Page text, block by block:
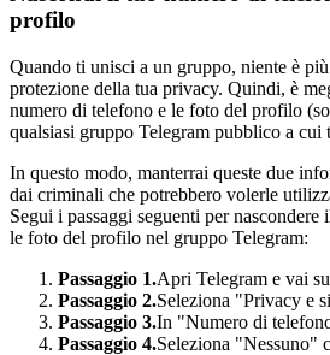
profilo
Quando ti unisci a un gruppo, niente è
protezione della tua privacy. Quindi, è
numero di telefono e le foto del profilo
qualsiasi gruppo Telegram pubblico a cui
In questo modo, manterrai queste due
dai criminali che potrebbero volerle
Segui i passaggi seguenti per
le foto del profilo nel gruppo Telegram:
Passaggio 1.Apri Telegram e vai
Passaggio 2.Seleziona "Privacy e
Passaggio 3.In "Numero di
Passaggio 4.Seleziona "Nessuno"